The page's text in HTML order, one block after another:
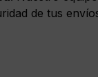
de tus